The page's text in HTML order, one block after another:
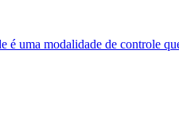
uma modalidade de controle